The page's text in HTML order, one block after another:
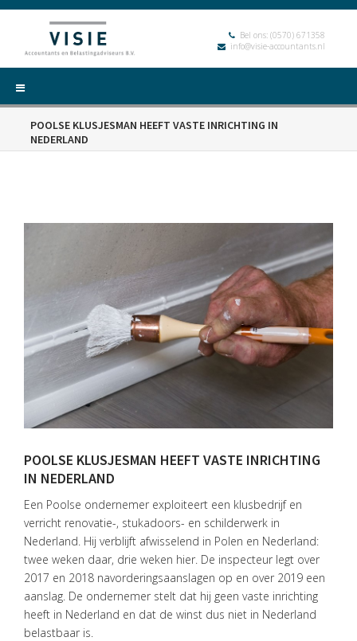
Bel ons: (0570) 671358
info@visie-accountants.nl
HOME
DIENSTEN
POOLSE KLUSJESMAN HEEFT VASTE INRICHTING IN
NEDERLAND
POOLSE KLUSJESMAN HEEFT VASTE INRICHTING
IN NEDERLAND
Een Poolse ondernemer exploiteert een klusbedrijf en
verricht renovatie-, stukadoors- en schilderwerk in
Nederland. Hij verblijft afwisselend in Polen en Nederland:
twee weken daar, drie weken hier. De inspecteur legt over
2017 en 2018 navorderingsaanslagen op en over 2019 een
aanslag. De ondernemer stelt dat hij geen vaste inrichting
heeft in Nederland en dat de winst dus niet in Nederland
belastbaar is.